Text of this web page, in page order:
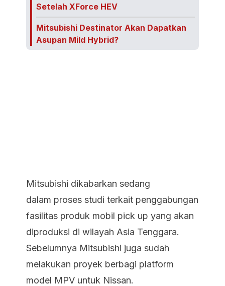
Setelah XForce HEV
Mitsubishi Destinator Akan Dapatkan
Asupan Mild Hybrid?
Mitsubishi dikabarkan sedang
dalam proses studi terkait penggabungan
fasilitas produk mobil pick up yang akan
diproduksi di wilayah Asia Tenggara.
Sebelumnya Mitsubishi juga sudah
melakukan proyek berbagi platform
model MPV untuk Nissan.